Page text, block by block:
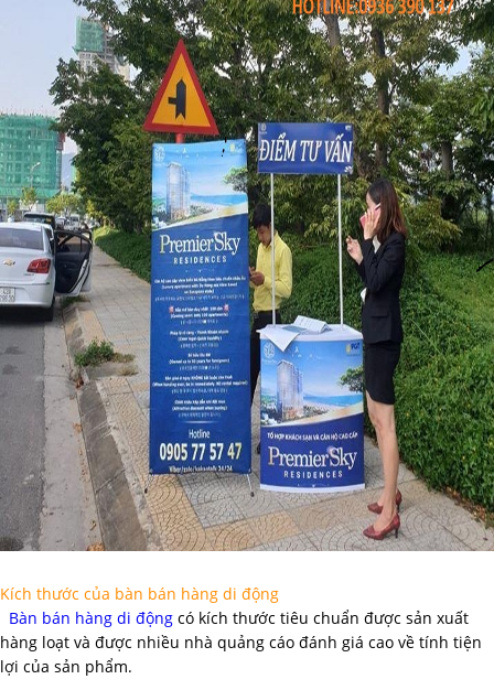
Kích thước của bàn bán hàng di động
Bàn bán hàng di động có kích thước tiêu chuẩn được sản xuất
hàng loạt và được nhiều nhà quảng cáo đánh giá cao về tính tiện
lợi của sản phẩm.